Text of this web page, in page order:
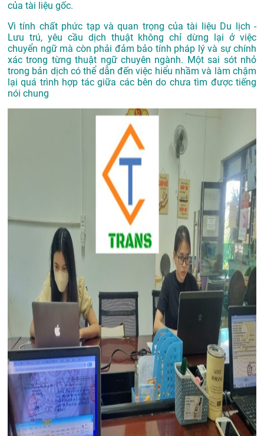
của tài liệu gốc.
Vì tính chất phức tạp và quan trọng của tài liệu Du lịch -
Lưu trú, yêu cầu dịch thuật không chỉ dừng lại ở việc
chuyển ngữ mà còn phải đảm bảo tính pháp lý và sự chính
xác trong từng thuật ngữ chuyên ngành. Một sai sót nhỏ
trong bản dịch có thể dẫn đến việc hiểu nhầm và làm chậm
lại quá trình hợp tác giữa các bên do chưa tìm được tiếng
nói chung